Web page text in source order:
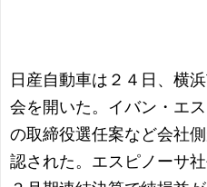
日産自動車は２４日、横
会を開いた。イバン・エ
の取締役選任案など会社
認された。エスピノーサ